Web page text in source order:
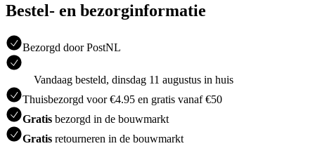
Bestel- en bezorginformatie
Bezorgd door PostNL
Vandaag besteld, dinsdag 11 augustus in huis
Thuisbezorgd voor €4.95 en gratis vanaf €50
Gratis bezorgd in de bouwmarkt
Gratis retourneren in de bouwmarkt